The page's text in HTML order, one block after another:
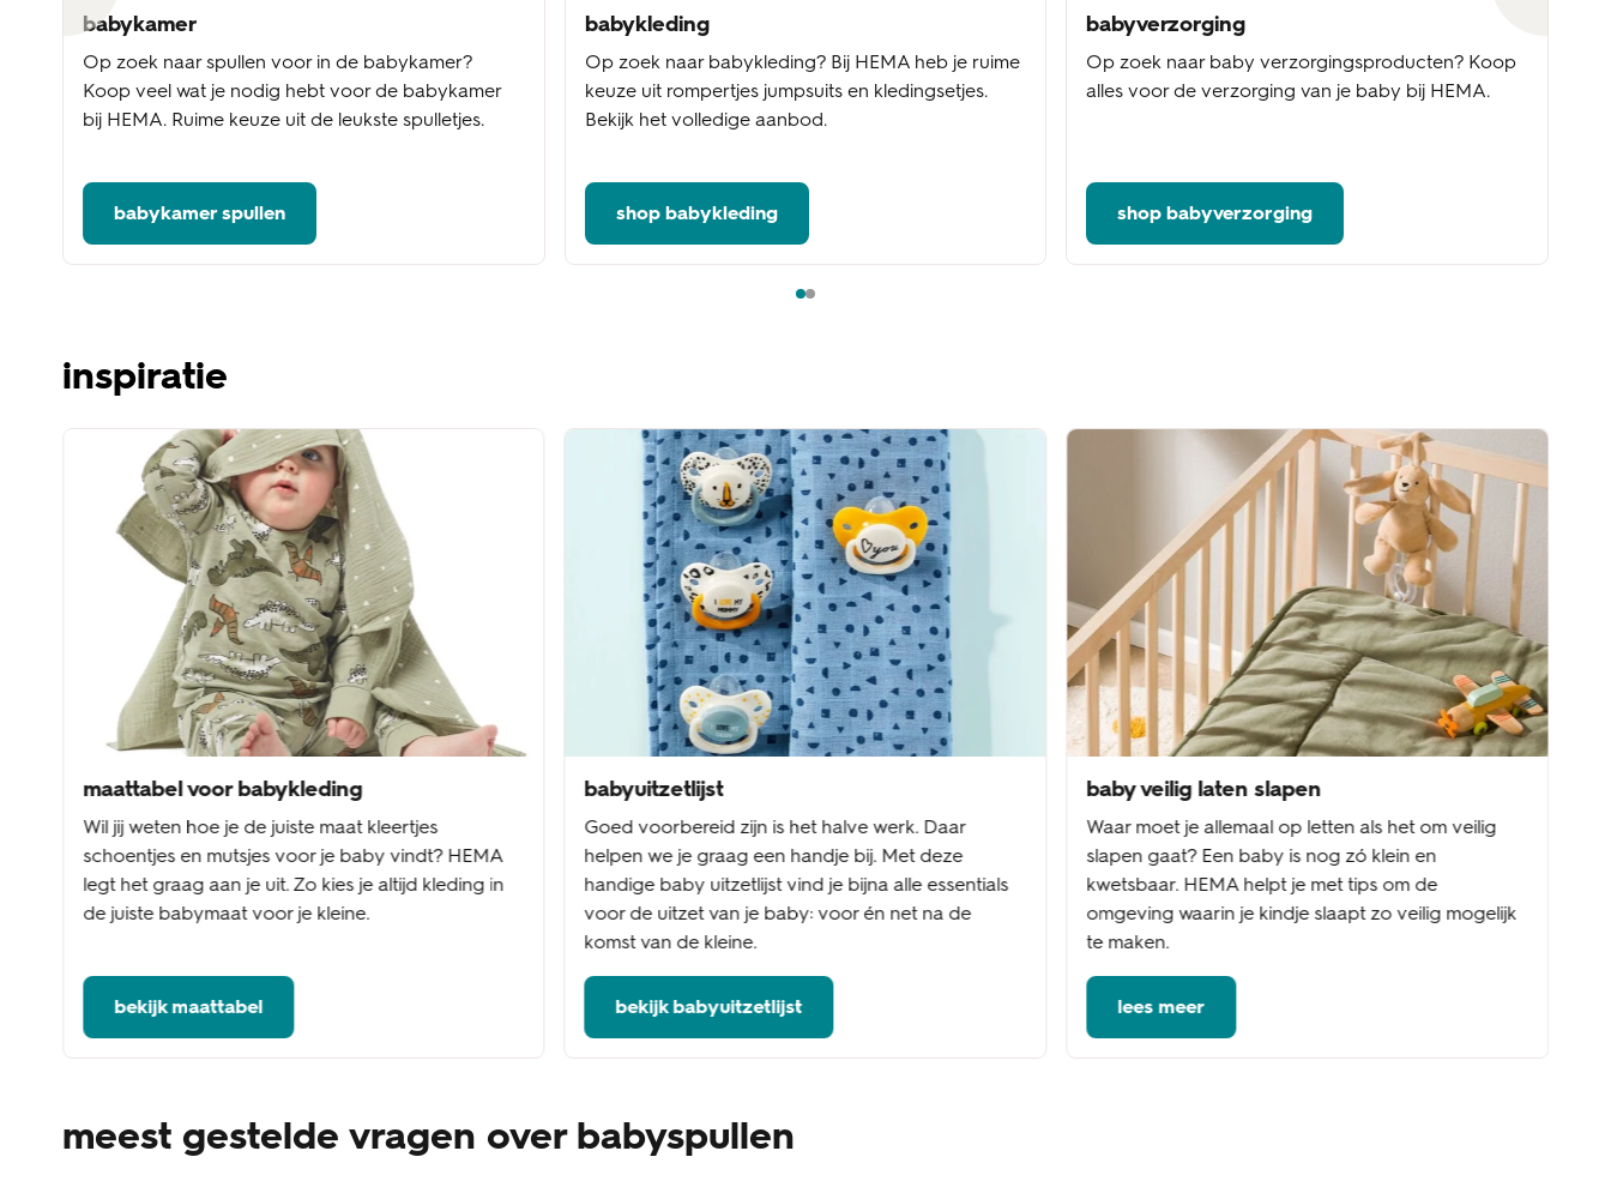
babykamer
Op zoek naar spullen voor in de babykamer?
Koop veel wat je nodig hebt voor de babykamer
bij HEMA. Ruime keuze uit de leukste spulletjes.
babykamer spullen
babykleding
Op zoek naar babykleding? Bij HEMA heb je ruime
keuze uit rompertjes jumpsuits en kledingsetjes.
Bekijk het volledige aanbod.
shop babykleding
babyverzorging
Op zoek naar baby verzorgingsproducten? Koop
alles voor de verzorging van je baby bij HEMA.
shop babyverzorging
inspiratie
maattabel voor babykleding
Wil jij weten hoe je de juiste maat kleertjes
schoentjes en mutsjes voor je baby vindt? HEMA
legt het graag aan je uit. Zo kies je altijd kleding in
de juiste babymaat voor je kleine.
bekijk maattabel
babyuitzetlijst
Goed voorbereid zijn is het halve werk. Daar
helpen we je graag een handje bij. Met deze
handige baby uitzetlijst vind je bijna alle essentials
voor de uitzet van je baby: voor én net na de
komst van de kleine.
bekijk babyuitzetlijst
baby veilig laten slapen
Waar moet je allemaal op letten als het om veilig
slapen gaat? Een baby is nog zó klein en
kwetsbaar. HEMA helpt je met tips om de
omgeving waarin je kindje slaapt zo veilig mogelijk
te maken.
lees meer
meest gestelde vragen over babyspullen